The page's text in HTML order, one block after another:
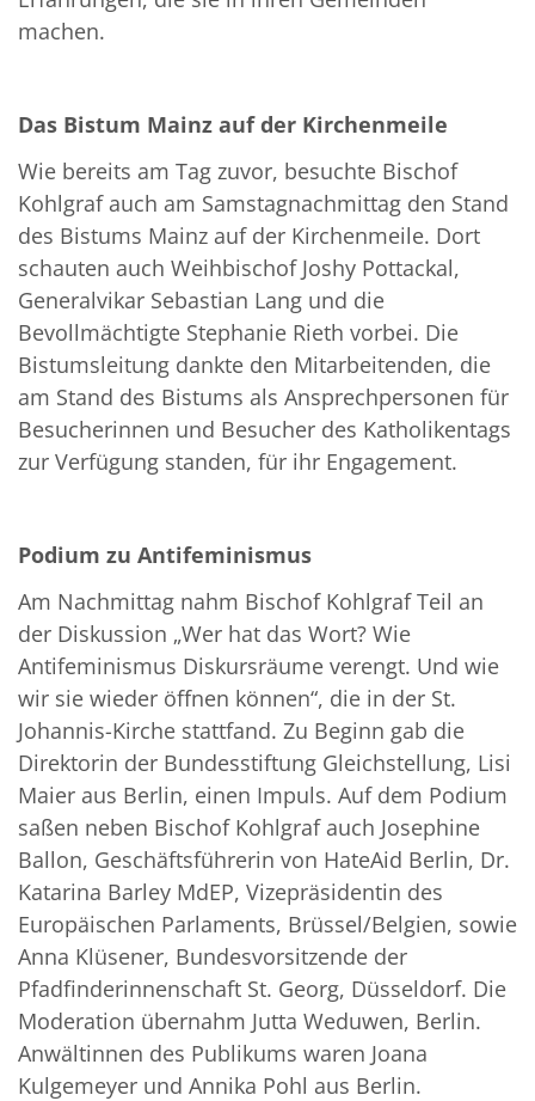
machen.
Das Bistum Mainz auf der Kirchenmeile
Wie bereits am Tag zuvor, besuchte Bischof
Kohlgraf auch am Samstagnachmittag den Stand
des Bistums Mainz auf der Kirchenmeile. Dort
schauten auch Weihbischof Joshy Pottackal,
Generalvikar Sebastian Lang und die
Bevollmächtigte Stephanie Rieth vorbei. Die
Bistumsleitung dankte den Mitarbeitenden, die
am Stand des Bistums als Ansprechpersonen für
Besucherinnen und Besucher des Katholikentags
zur Verfügung standen, für ihr Engagement.
Podium zu Antifeminismus
Am Nachmittag nahm Bischof Kohlgraf Teil an
der Diskussion „Wer hat das Wort? Wie
Antifeminismus Diskursräume verengt. Und wie
wir sie wieder öffnen können“, die in der St.
Johannis-Kirche stattfand. Zu Beginn gab die
Direktorin der Bundesstiftung Gleichstellung, Lisi
Maier aus Berlin, einen Impuls. Auf dem Podium
saßen neben Bischof Kohlgraf auch Josephine
Ballon, Geschäftsführerin von HateAid Berlin, Dr.
Katarina Barley MdEP, Vizepräsidentin des
Europäischen Parlaments, Brüssel/Belgien, sowie
Anna Klüsener, Bundesvorsitzende der
Pfadfinderinnenschaft St. Georg, Düsseldorf. Die
Moderation übernahm Jutta Weduwen, Berlin.
Anwältinnen des Publikums waren Joana
Kulgemeyer und Annika Pohl aus Berlin.